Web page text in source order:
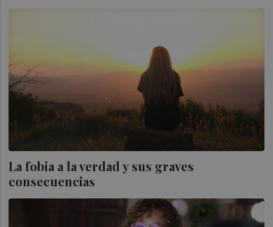
La fobia a la verdad y sus graves
consecuencias